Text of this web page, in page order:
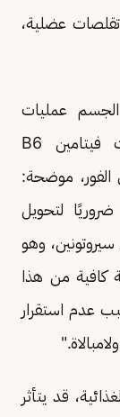
عضلية،
عمليات
الأيض، وإذا استُنفد الجسم احتياطيات فيتامين B6
موضحة:
"فعلى سبيل المثال، يعتبر فيتامين B6 ضروريًا لتحويل
وهو
كافية من هذا
عدم استقرار
قد يتأثر